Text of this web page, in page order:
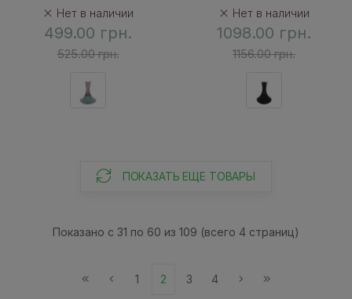
Нет в наличии
499.00 грн.
525.00 грн.
Нет в наличии
1098.00 грн.
1156.00 грн.
ПОКАЗАТЬ ЕЩЕ ТОВАРЫ
Показано с 31 по 60 из 109 (всего 4 страниц)
1 2 3 4